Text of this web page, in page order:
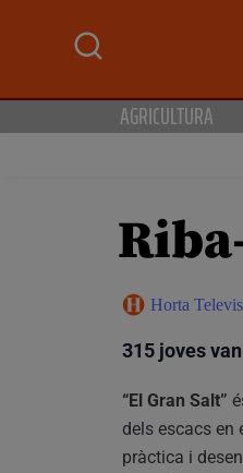
AGRICULTURA
Horta
315 joves
“El Gran Salt”
dels escacs en
pràctica i